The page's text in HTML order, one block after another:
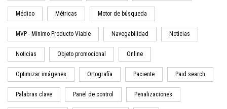
Médico Métricas Motor de búsqueda
MVP - Mínimo Producto Viable Navegabilidad Noticias
Noticias Objeto promocional Online
Optimizar imágenes Ortografía Paciente Paid search
Palabras clave Panel de control Penalizaciones